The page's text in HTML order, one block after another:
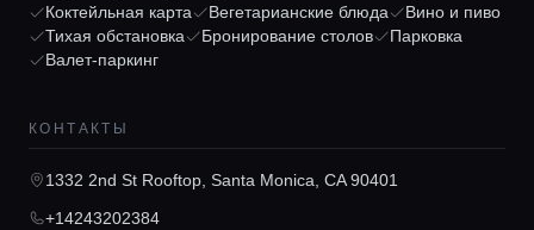
Локации
Гиды
Консьерж сервис
Коктейльная карта
Вегетарианские блюда
Вино и пиво
Тихая обстановка
Бронирование столов
Парковка
Валет-паркинг
КОНТАКТЫ
1332 2nd St Rooftop, Santa Monica, CA 90401
+14243202384